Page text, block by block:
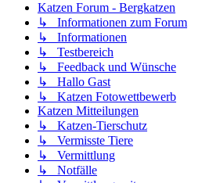
Katzen Forum - Bergkatzen
↳ Informationen zum Forum
↳ Informationen
↳ Testbereich
↳ Feedback und Wünsche
↳ Hallo Gast
↳ Katzen Fotowettbewerb
Katzen Mitteilungen
↳ Katzen-Tierschutz
↳ Vermisste Tiere
↳ Vermittlung
↳ Notfälle